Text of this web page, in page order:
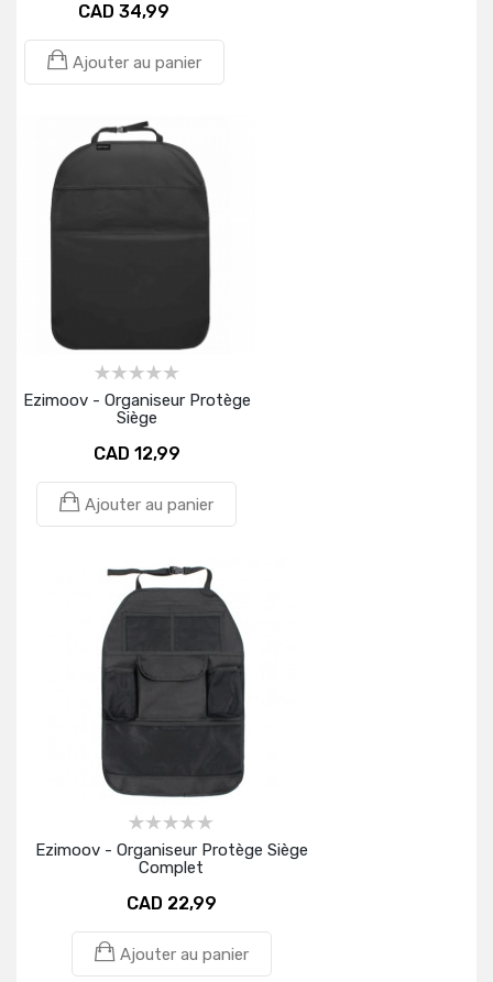
CAD 34,99
Ajouter au panier
Ezimoov - Organiseur Protège
Siège
CAD 12,99
Ajouter au panier
Ezimoov - Organiseur Protège Siège
Complet
CAD 22,99
Ajouter au panier